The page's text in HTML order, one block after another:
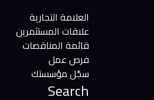
العلامة التجارية
علاقات المستثمرين
قائمة المناقصات
فرص عمل
سجّل مؤسستك
Search